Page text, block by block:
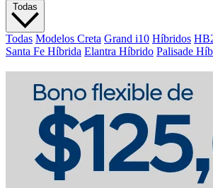
Todas
Todas Modelos Creta Grand i10 Híbridos
Santa Fe Híbrida Elantra Híbrido Palisade